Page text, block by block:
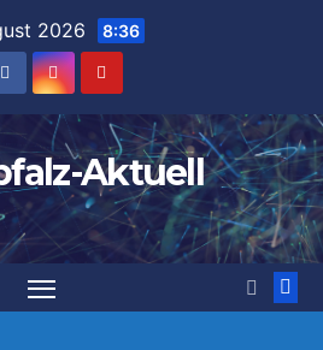
2026 8:36
Aktuell